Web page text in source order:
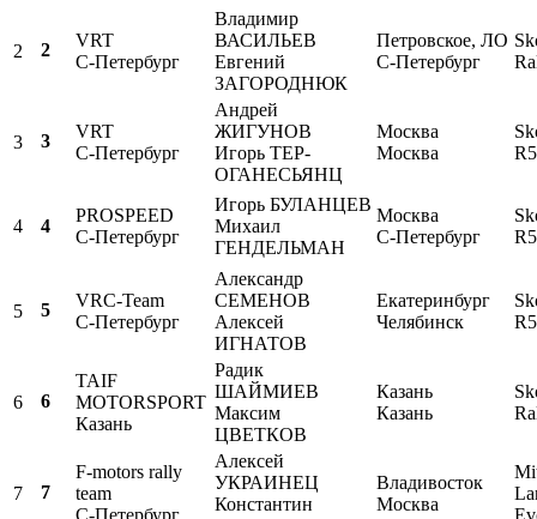
2 2
VRT
С-Петербург
Владимир
ВАСИЛЬЕВ
Евгений
ЗАГОРОДНЮК
Петровское, ЛО
С-Петербург
3 3
VRT
С-Петербург
Андрей
ЖИГУНОВ
Игорь ТЕР-
ОГАНЕСЬЯНЦ
Москва
Москва
R5
4 4
PROSPEED
С-Петербург
Игорь БУЛАНЦЕВ
Михаил
ГЕНДЕЛЬМАН
Москва
С-Петербург
R5
5 5
VRC-Team
С-Петербург
Александр
СЕМЕНОВ
Алексей
ИГНАТОВ
Екатеринбург
Челябинск
R5
6 6
TAIF
MOTORSPORT
Казань
Радик
ШАЙМИЕВ
Максим
ЦВЕТКОВ
Казань
Казань
7 7
F-motors rally
team
С-Петербург
Алексей
УКРАИНЕЦ
Константин
Владивосток
Москва